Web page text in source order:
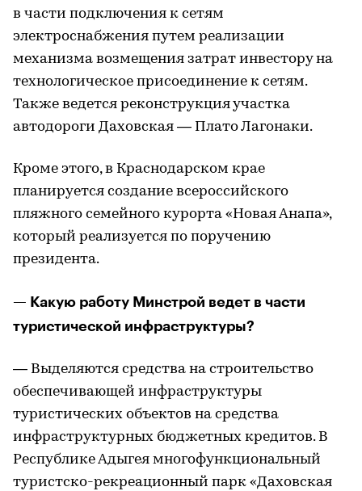
в части подключения к сетям
электроснабжения путем реализации
механизма возмещения затрат инвестору на
технологическое присоединение к сетям.
Также ведется реконструкция участка
автодороги Даховская — Плато Лагонаки.
Кроме этого, в Краснодарском крае
планируется создание всероссийского
пляжного семейного курорта «Новая Анапа»,
который реализуется по поручению
президента.
— Какую работу Минстрой ведет в части
туристической инфраструктуры?
— Выделяются средства на строительство
обеспечивающей инфраструктуры
туристических объектов на средства
инфраструктурных бюджетных кредитов. В
Республике Адыгея многофункциональный
туристско-рекреационный парк «Даховская